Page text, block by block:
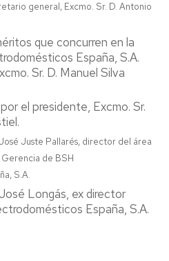
general, Excmo. Sr. D. Antonio
que concurren en la
España, S.A.
Sr. D. Manuel Silva
el presidente, Excmo. Sr.
Juste Pallarés, director del área
de BSH
, S.A.
Longás, ex director
España, S.A.